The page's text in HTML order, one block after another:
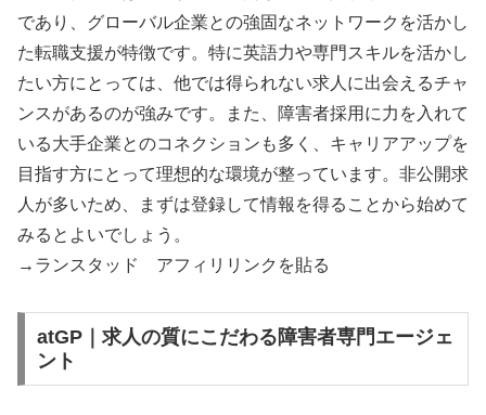
であり、グローバル企業との強固なネットワークを活かし
た転職支援が特徴です。特に英語力や専門スキルを活かし
たい方にとっては、他では得られない求人に出会えるチャ
ンスがあるのが強みです。また、障害者採用に力を入れて
いる大手企業とのコネクションも多く、キャリアアップを
目指す方にとって理想的な環境が整っています。非公開求
人が多いため、まずは登録して情報を得ることから始めて
みるとよいでしょう。
→ランスタッド アフィリリンクを貼る
atGP｜求人の質にこだわる障害者専門エージェ
ント